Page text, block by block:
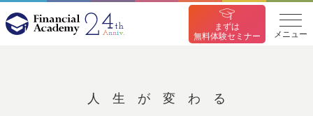
まずは
無料体験セミナー
メニュー
人生が変わる